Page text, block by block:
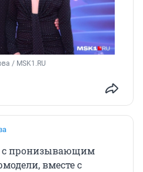
/ MSK1.RU
с пронизывающим
вместе с